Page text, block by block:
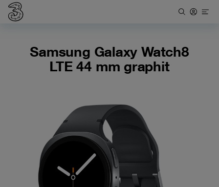
Samsung Galaxy Watch8
LTE 44 mm graphit